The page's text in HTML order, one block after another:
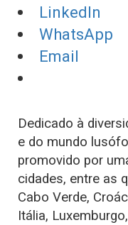
LinkedIn
WhatsApp
Email
Dedicado à
e do mundo
promovido por
cidades, entre as
Cabo Verde,
Itália,